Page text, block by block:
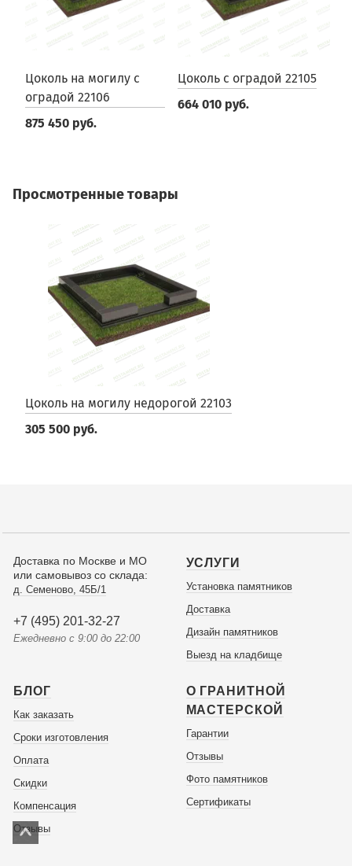
Цоколь на могилу с
оградой 22106
875 450 руб.
Цоколь с оградой 22105
664 010 руб.
Просмотренные товары
Цоколь на могилу недорогой 22103
305 500 руб.
Доставка по Москве и МО
или самовывоз со склада:
д. Семеново, 45Б/1
+7 (495) 201-32-27
Ежедневно с 9:00 до 22:00
УСЛУГИ
Установка памятников
Доставка
Дизайн памятников
Выезд на кладбище
БЛОГ
Как заказать
Сроки изготовления
Оплата
Скидки
Компенсация
Отзывы
О ГРАНИТНОЙ
МАСТЕРСКОЙ
Гарантии
Отзывы
Фото памятников
Сертификаты